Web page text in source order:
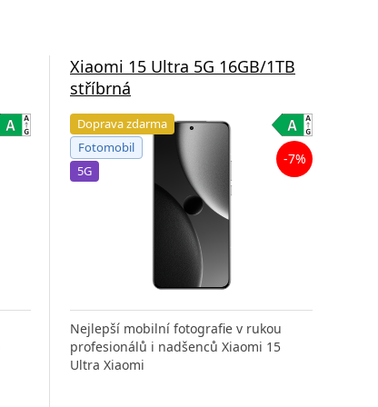
Xiaomi 15 Ultra 5G 16GB/1TB
stříbrná
Doprava zdarma
Fotomobil
5G
-7%
Nejlepší mobilní fotografie v rukou
profesionálů i nadšenců Xiaomi 15
Ultra Xiaomi